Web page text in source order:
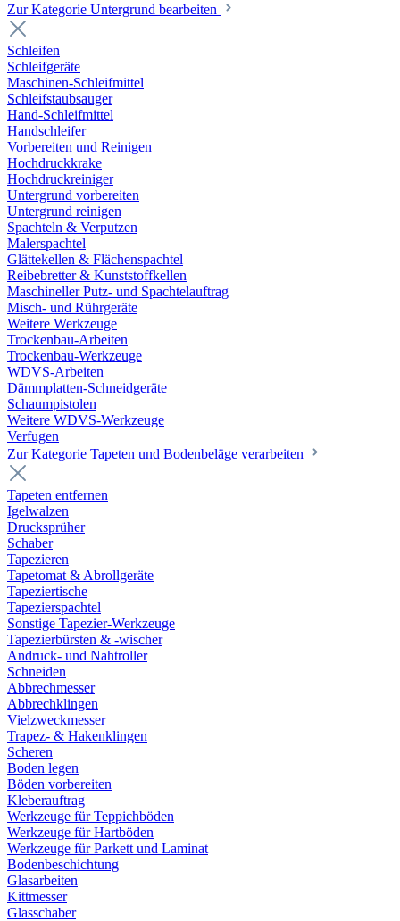
Zur Kategorie Untergrund bearbeiten
Schleifen
Schleifgeräte
Maschinen-Schleifmittel
Schleifstaubsauger
Hand-Schleifmittel
Handschleifer
Vorbereiten und Reinigen
Hochdruckkrake
Hochdruckreiniger
Untergrund vorbereiten
Untergrund reinigen
Spachteln & Verputzen
Malerspachtel
Glättekellen & Flächenspachtel
Reibebretter & Kunststoffkellen
Maschineller Putz- und Spachtelauftrag
Misch- und Rührgeräte
Weitere Werkzeuge
Trockenbau-Arbeiten
Trockenbau-Werkzeuge
WDVS-Arbeiten
Dämmplatten-Schneidgeräte
Schaumpistolen
Weitere WDVS-Werkzeuge
Verfugen
Zur Kategorie Tapeten und Bodenbeläge verarbeiten
Tapeten entfernen
Igelwalzen
Drucksprüher
Schaber
Tapezieren
Tapetomat & Abrollgeräte
Tapeziertische
Tapezierspachtel
Sonstige Tapezier-Werkzeuge
Tapezierbürsten & -wischer
Andruck- und Nahtroller
Schneiden
Abbrechmesser
Abbrechklingen
Vielzweckmesser
Trapez- & Hakenklingen
Scheren
Boden legen
Böden vorbereiten
Kleberauftrag
Werkzeuge für Teppichböden
Werkzeuge für Hartböden
Werkzeuge für Parkett und Laminat
Bodenbeschichtung
Glasarbeiten
Kittmesser
Glasschaber